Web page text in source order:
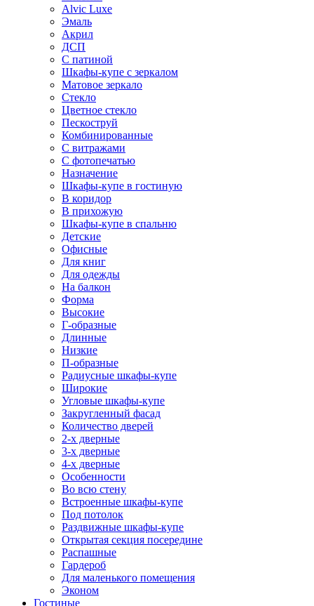
Alvic Luxe
Эмаль
Акрил
ДСП
С патиной
Шкафы-купе с зеркалом
Матовое зеркало
Стекло
Цветное стекло
Пескоструй
Комбинированные
С витражами
С фотопечатью
Назначение
Шкафы-купе в гостиную
В коридор
В прихожую
Шкафы-купе в спальню
Детские
Офисные
Для книг
Для одежды
На балкон
Форма
Высокие
Г-образные
Длинные
Низкие
П-образные
Радиусные шкафы-купе
Широкие
Угловые шкафы-купе
Закругленный фасад
Количество дверей
2-х дверные
3-х дверные
4-х дверные
Особенности
Во всю стену
Встроенные шкафы-купе
Под потолок
Раздвижные шкафы-купе
Открытая секция посередине
Распашные
Гардероб
Для маленького помещения
Эконом
Гостиные